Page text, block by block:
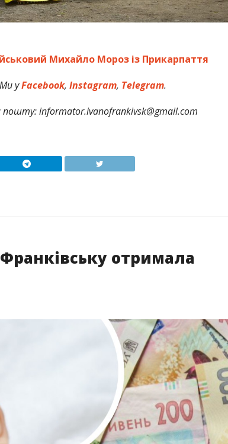
Михайло Мороз із Прикарпаття
уFacebook, Instagram, Telegram.
informator.ivanofrankivsk@gmail.com
отримала